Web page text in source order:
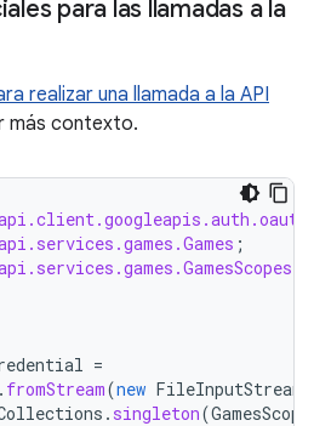
para las llamadas a la
realizar una llamada a la API
más contexto.
;
=
. fromStream(new FileInputStream
. singleton(